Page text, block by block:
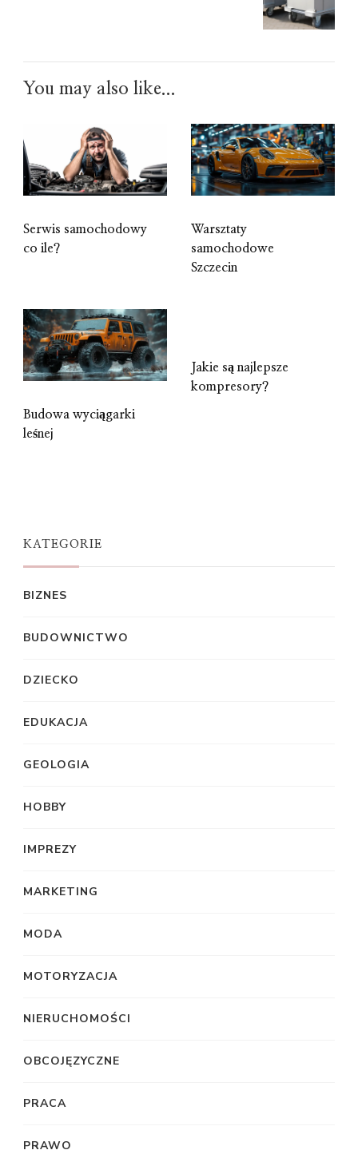
You may also like...
Serwis samochodowy
co ile?
Warsztaty
samochodowe
Szczecin
Budowa wyciągarki
leśnej
Jakie są najlepsze
kompresory?
KATEGORIE
BIZNES
BUDOWNICTWO
DZIECKO
EDUKACJA
GEOLOGIA
HOBBY
IMPREZY
MARKETING
MODA
MOTORYZACJA
NIERUCHOMOŚCI
OBCOJĘZYCZNE
PRACA
PRAWO